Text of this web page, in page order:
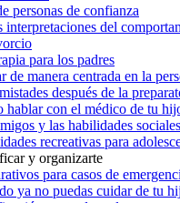
personas de confianza
interpretaciones del
para los padres
de manera centrada en la
después de la
hablar con el médico de tu
y las habilidades sociales
recreativas para
y organizarte
para casos de
ya no puedas cuidar de tu